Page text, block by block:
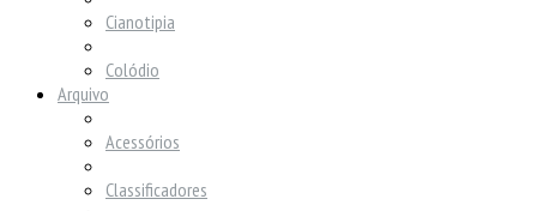
Cianotipia
Colódio
Arquivo
Acessórios
Classificadores